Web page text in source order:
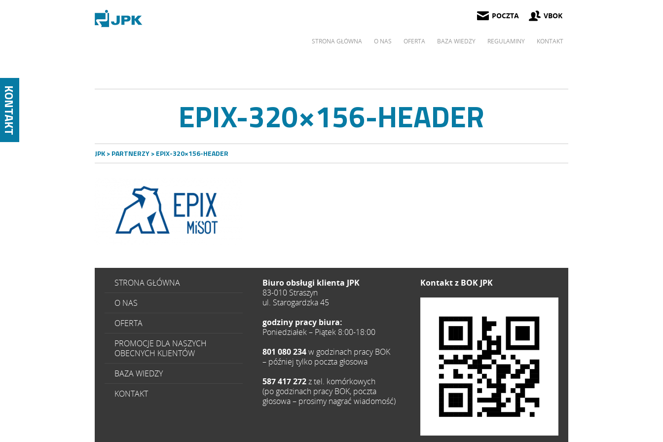
KONTAKT
POCZTA VBOK
STRONA GŁÓWNA O NAS OFERTA BAZA WIEDZY REGULAMINY KONTAKT
EPIX-320×156-HEADER
JPK>PARTNERZY> EPIX-320×156-HEADER
STRONA GŁÓWNA
O NAS
OFERTA
PROMOCJE DLA NASZYCH
OBECNYCH KLIENTÓW
BAZA WIEDZY
KONTAKT
Biuro obsługi klienta JPK
83-010 Straszyn
ul. Starogardzka 45
godziny pracy biura:
Poniedziałek – Piątek 8:00-18:00
801 080 234w godzinach pracy BOK
– później tylko poczta głosowa
587 417 272z tel. komórkowych
(po godzinach pracy BOK, poczta
głosowa – prosimy nagrać wiadomość)
Kontakt z BOK JPK